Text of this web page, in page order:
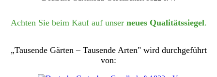
Achten Sie beim Kauf auf unser neues Qualitätssiegel.
„Tausende Gärten – Tausende Arten" wird durchgeführt
von: